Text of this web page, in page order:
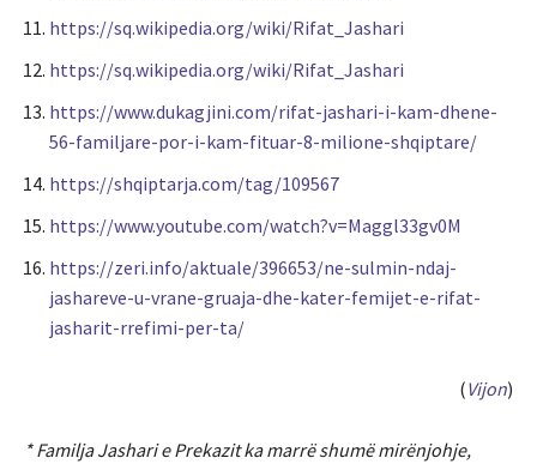
https://sq.wikipedia.org/wiki/Rifat_Jashari
https://sq.wikipedia.org/wiki/Rifat_Jashari
https://www.dukagjini.com/rifat-jashari-i-kam-dhene-
56-familjare-por-i-kam-fituar-8-milione-shqiptare/
https://shqiptarja.com/tag/109567
https://www.youtube.com/watch?v=Maggl33gv0M
https://zeri.info/aktuale/396653/ne-sulmin-ndaj-
jashareve-u-vrane-gruaja-dhe-kater-femijet-e-rifat-
jasharit-rrefimi-per-ta/
(Vijon)
* Familja Jashari e Prekazit ka marrë shumë mirënjohje,